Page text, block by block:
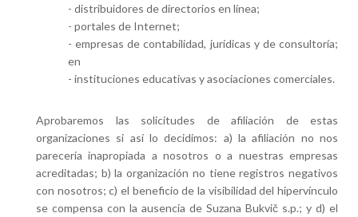
- distribuidores de directorios en línea;
- portales de Internet;
- empresas de contabilidad, jurídicas y de consultoría;
en
- instituciones educativas y asociaciones comerciales.
Aprobaremos las solicitudes de afiliación de estas
organizaciones si así lo decidimos: a) la afiliación no nos
parecería inapropiada a nosotros o a nuestras empresas
acreditadas; b) la organización no tiene registros negativos
con nosotros; c) el beneficio de la visibilidad del hipervínculo
se compensa con la ausencia de Suzana Bukvič s.p.; y d) el